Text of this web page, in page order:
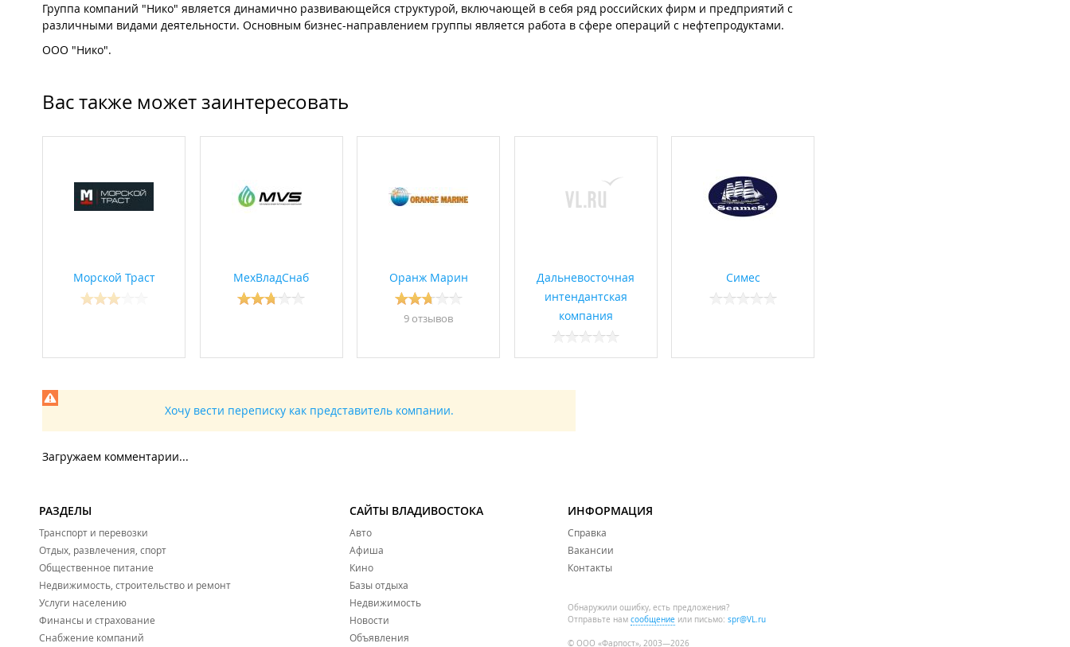
Группа компаний "Нико" является динамично развивающейся структурой, включающей в себя ряд российских фирм и предприятий с
различными видами деятельности. Основным бизнес-направлением группы является работа в сфере операций с нефтепродуктами.
ООО "Нико".
Вас также может заинтересовать
Морской Траст МехВладСнаб Оранж Марин
9 отзывов
Дальневосточная
интендантская
компания
Симес
Хочу вести переписку как представитель компании.
Загружаем комментарии...
РАЗДЕЛЫ
Транспорт и перевозки
Отдых, развлечения, спорт
Общественное питание
Недвижимость, строительство и ремонт
Услуги населению
Финансы и страхование
Снабжение компаний
САЙТЫ ВЛАДИВОСТОКА
Авто
Афиша
Кино
Базы отдыха
Недвижимость
Новости
Объявления
ИНФОРМАЦИЯ
Справка
Вакансии
Контакты
Обнаружили ошибку, есть предложения?
Отправьте нам сообщение или письмо: spr@VL.ru
© ООО «Фарпост», 2003—2026